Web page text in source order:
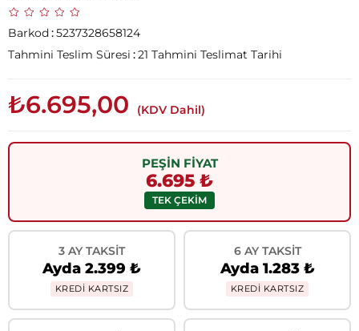
Barkod:5237328658124
Tahmini Teslim Süresi :21 Tahmini Teslimat Tarihi
₺6.695,00 (KDV Dahil)
PEŞİN FİYAT
6.695 ₺
TEK ÇEKİM
3 AY TAKSIT
Ayda 2.399 ₺
KREDİ KARTSIZ
6 AY TAKSIT
Ayda 1.283 ₺
KREDİ KARTSIZ